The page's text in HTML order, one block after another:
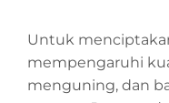
Untuk
mempengaruhi
menguning, dan